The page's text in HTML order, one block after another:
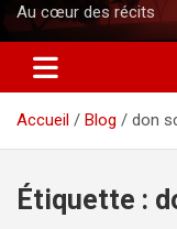
Au cœur des récits
Accueil Blog don
Étiquette :